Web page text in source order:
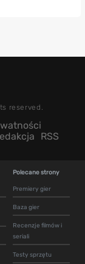
reserved.
RSS
Polecane strony
Premiery gier
Baza gier
Recenzje filmów i
seriali
Testy sprzętu